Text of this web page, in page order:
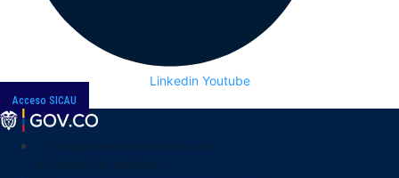
Linkedin Youtube
Acceso SICAU